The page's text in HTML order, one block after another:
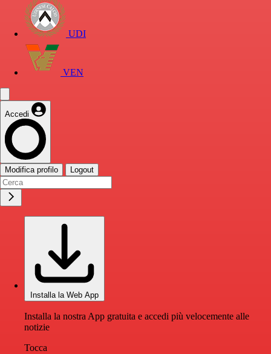
UDI
VEN
Accedi
Modifica profilo Logout
Installa la Web App
Installa la nostra App gratuita e accedi più velocemente alle
notizie
Tocca